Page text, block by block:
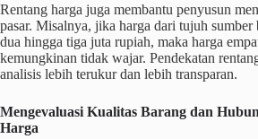
Rentang harga juga membantu penyusun
pasar. Misalnya, jika harga dari tujuh sumber
dua hingga tiga juta rupiah, maka harga
kemungkinan tidak wajar. Pendekatan
analisis lebih terukur dan lebih transparan.
Mengevaluasi Kualitas Barang dan
Harga